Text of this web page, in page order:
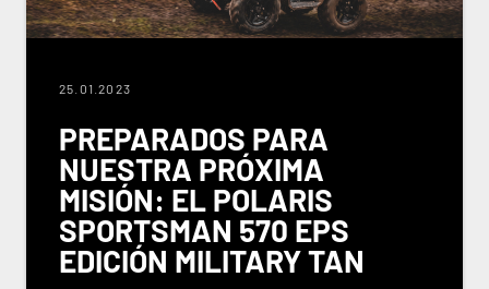
25.01.2023
PREPARADOS PARA
NUESTRA PRÓXIMA
MISIÓN: EL POLARIS
SPORTSMAN 570 EPS
EDICIÓN MILITARY TAN